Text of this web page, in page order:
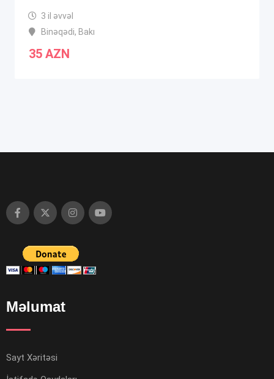
3 il əvvəl
Binəqədi, Bakı
35 AZN
Məlumat
Sayt Xəritəsi